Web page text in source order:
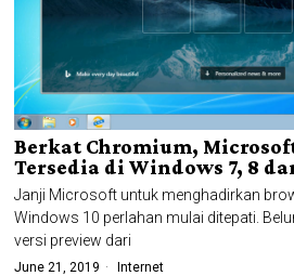
Berkat Chromium,
Tersedia di Windows 7, 8
Janji Microsoft untuk menghadirkan
Windows 10 perlahan mulai ditepati.
versi preview dari
June 21, 2019 Internet